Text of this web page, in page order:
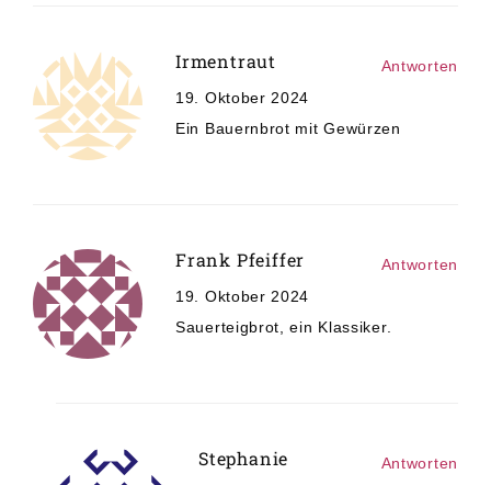
Irmentraut
19. Oktober 2024
Ein Bauernbrot mit Gewürzen
Antworten
Frank Pfeiffer
19. Oktober 2024
Sauerteigbrot, ein Klassiker.
Antworten
Stephanie Antworten